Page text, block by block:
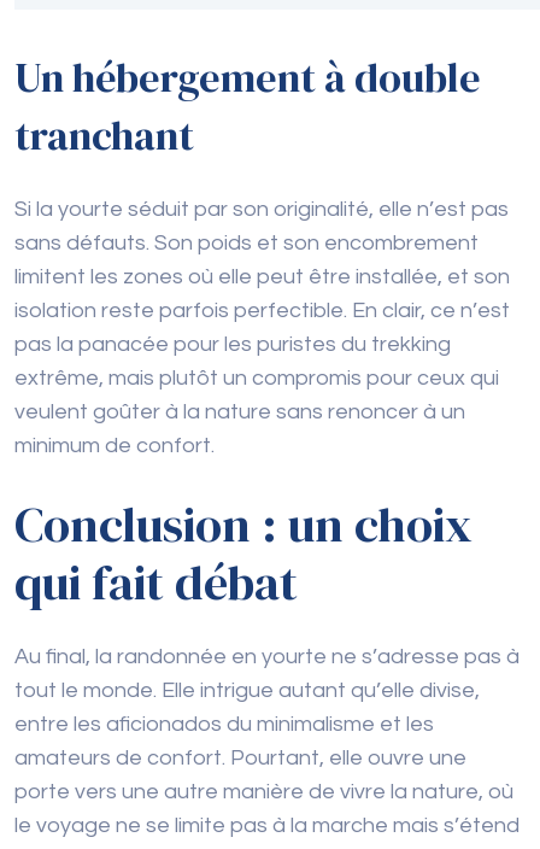
Un hébergement à double
tranchant
Si la yourte séduit par son originalité, elle n’est pas
sans défauts. Son poids et son encombrement
limitent les zones où elle peut être installée, et son
isolation reste parfois perfectible. En clair, ce n’est
pas la panacée pour les puristes du trekking
extrême, mais plutôt un compromis pour ceux qui
veulent goûter à la nature sans renoncer à un
minimum de confort.
Conclusion : un choix
qui fait débat
Au final, la randonnée en yourte ne s’adresse pas à
tout le monde. Elle intrigue autant qu’elle divise,
entre les aficionados du minimalisme et les
amateurs de confort. Pourtant, elle ouvre une
porte vers une autre manière de vivre la nature, où
le voyage ne se limite pas à la marche mais s’étend